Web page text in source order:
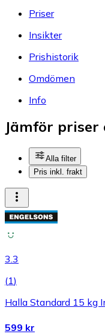
Priser
Insikter
Prishistorik
Omdömen
Info
Jämför
Alla filter
Pris inkl. frakt
3.3
(1)
Halla Standard 15 kg
599 kr